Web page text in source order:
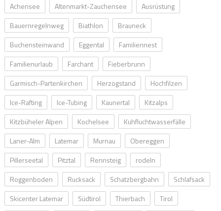
Achensee Altenmarkt-Zauchensee
Ausrüstung
Bauernregelnweg
Biathlon
Brauneck
Buchensteinwand
Eggental
Familiennest
Familienurlaub
Farchant
Fieberbrunn
Garmisch-Partenkirchen
Herzogstand
Hochfilzen
Ice-Rafting
Ice-Tubing Kaunertal
Kitzalps
Kitzbüheler Alpen
Kochelsee
Kuhfluchtwasserfälle
Laner-Alm
Latemar Murnau
Obereggen
Pillerseetal
Pitztal Rennsteig
rodeln
Roggenboden
Rucksack Schatzbergbahn
Schlafsack
Skicenter Latemar
Südtirol Thierbach
Tirol